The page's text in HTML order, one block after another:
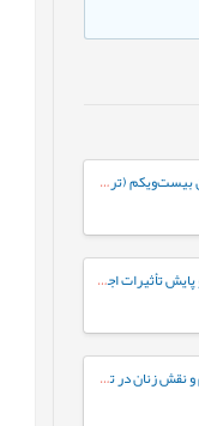
تأملاتی درباره ارزیابی تأثیر اجتماعی در قرن بیست‌ویکم (ترجمه)
خلاصۀ کتاب: «راهنمایی بر ادبیات ارزیابی و پایش تأثیرات اجتماعی»
باورمندی نهادی به آموزش، مشارکت مردم و نقش زنان در توسعۀ ارزیابی تأثیرات اجتماعی در روستاها (گفت‌وگو با «دکتر علی نوذرپور»)